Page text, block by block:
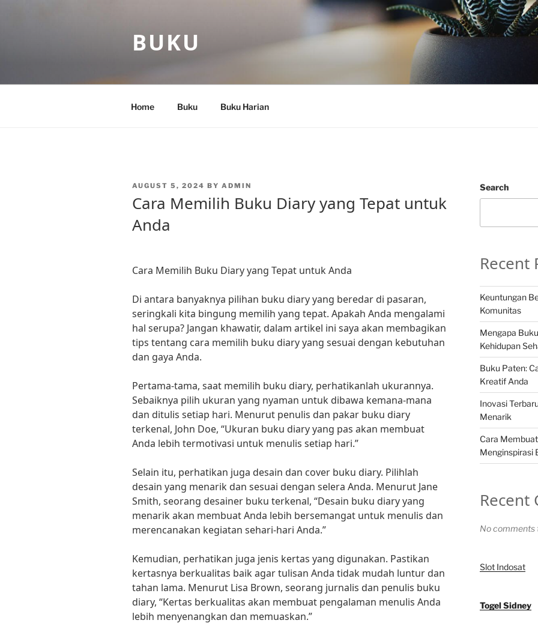
BUKU
Home Buku Buku Harian
POSTED
AUGUST 5, 2024 BY ADMIN
Cara Memilih Buku Diary yang Tepat untuk
Anda
Cara Memilih Buku Diary yang Tepat untuk Anda
Di antara banyaknya pilihan buku diary yang beredar di pasaran,
seringkali kita bingung memilih yang tepat. Apakah Anda mengalami
hal serupa? Jangan khawatir, dalam artikel ini saya akan membagikan
tips tentang cara memilih buku diary yang sesuai dengan kebutuhan
dan gaya Anda.
Pertama-tama, saat memilih buku diary, perhatikanlah ukurannya.
Sebaiknya pilih ukuran yang nyaman untuk dibawa kemana-mana
dan ditulis setiap hari. Menurut penulis dan pakar buku diary
terkenal, John Doe, “Ukuran buku diary yang pas akan membuat
Anda lebih termotivasi untuk menulis setiap hari.”
Selain itu, perhatikan juga desain dan cover buku diary. Pilihlah
desain yang menarik dan sesuai dengan selera Anda. Menurut Jane
Smith, seorang desainer buku terkenal, “Desain buku diary yang
menarik akan membuat Anda lebih bersemangat untuk menulis dan
merencanakan kegiatan sehari-hari Anda.”
Kemudian, perhatikan juga jenis kertas yang digunakan. Pastikan
kertasnya berkualitas baik agar tulisan Anda tidak mudah luntur dan
tahan lama. Menurut Lisa Brown, seorang jurnalis dan penulis buku
diary, “Kertas berkualitas akan membuat pengalaman menulis Anda
lebih menyenangkan dan memuaskan.”
Search
Recent
Keuntungan
Komunitas
Mengapa
Kehidupan
Buku Paten:
Kreatif Anda
Inovasi
Menarik
Cara
Menginspirasi
Recent
No comments
Slot Indosat
Togel Sidney